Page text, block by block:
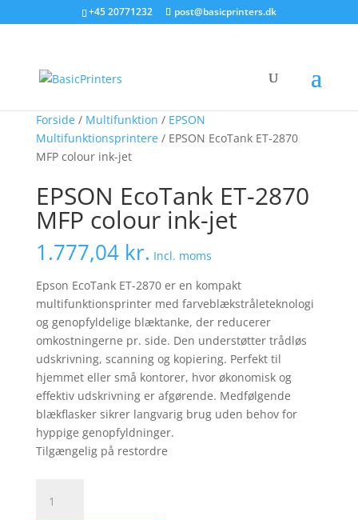
+45 20771232 post@basicprinters.dk
Forside/ Multifunktion / EPSON
Multifunktionsprintere/ EPSON EcoTank ET-2870
MFP colour ink-jet
EPSON EcoTank ET-2870
MFP colour ink-jet
1.777,04 kr. Incl. moms
Epson EcoTank ET-2870 er en kompakt
multifunktionsprinter med farveblækstråleteknologi
og genopfyldelige blæktanke, der reducerer
omkostningerne pr. side. Den understøtter trådløs
udskrivning, scanning og kopiering. Perfekt til
hjemmet eller små kontorer, hvor økonomisk og
effektiv udskrivning er afgørende. Medfølgende
blækflasker sikrer langvarig brug uden behov for
hyppige genopfyldninger.
Tilgængelig på restordre
EcoTank